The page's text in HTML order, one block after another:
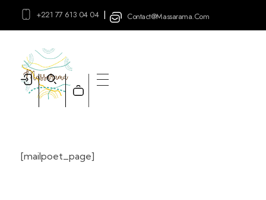
+221 77 613 04 04 | Contact@massarama.com
Massarama
[mailpoet_page]